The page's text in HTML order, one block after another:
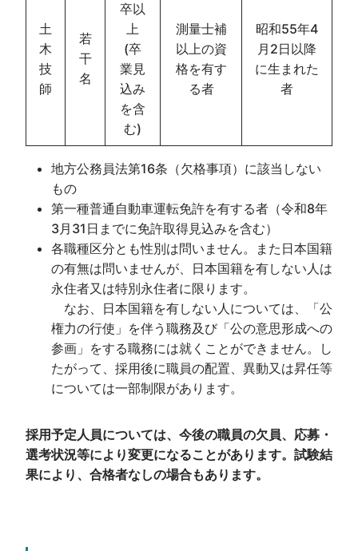
土
木
技
師
若
干
名
卒以
上
(卒
業見
込み
を含
む)
測量士補
以上の資
格を有す
る者
昭和55年4
月2日以降
に生まれた
者
地方公務員法第16条（欠格事項）に該当しない
もの
第一種普通自動車運転免許を有する者（令和8年
3月31日までに免許取得見込みを含む）
各職種区分とも性別は問いません。また日本国籍
の有無は問いませんが、日本国籍を有しない人は
永住者又は特別永住者に限ります。
なお、日本国籍を有しない人については、「公
権力の行使」を伴う職務及び「公の意思形成への
参画」をする職務には就くことができません。し
たがって、採用後に職員の配置、異動又は昇任等
については一部制限があります。
採用予定人員については、今後の職員の欠員、応募・
選考状況等により変更になることがあります。 試験結
果により、合格者なしの場合もあります。